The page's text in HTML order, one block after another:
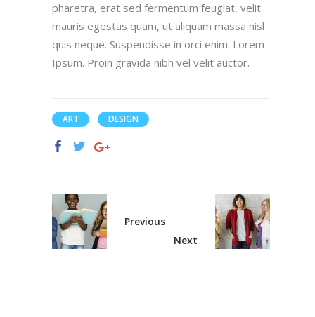
pharetra, erat sed fermentum feugiat, velit
mauris egestas quam, ut aliquam massa nisl
quis neque. Suspendisse in orci enim. Lorem
Ipsum. Proin gravida nibh vel velit auctor.
ART DESIGN
Previous
Next